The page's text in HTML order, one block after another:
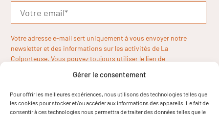
Gérer le consentement
Pour offrir les meilleures expériences, nous utilisons des technologies telles que
les cookies pour stocker et/ou accéder aux informations des appareils. Le fait de
consentir à ces technologies nous permettra de traiter des données telles que le
Votre adresse e-mail sert uniquement à vous envoyer notre
newsletter et des informations sur les activités de La
Colporteuse. Vous pouvez toujours utiliser le lien de